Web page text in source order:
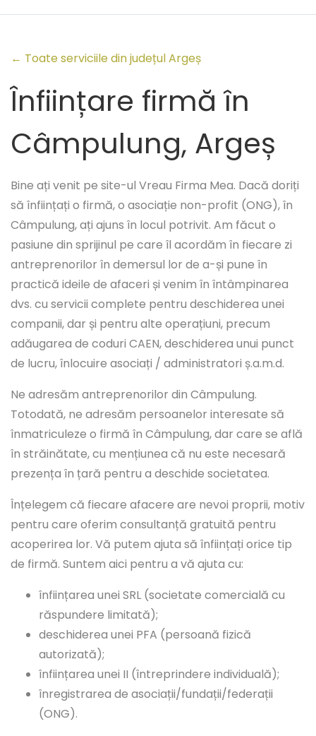
← Toate serviciile din județul Argeș
Înființare firmă în
Câmpulung, Argeș
Bine ați venit pe site-ul Vreau Firma Mea. Dacă doriți
să înființați o firmă, o asociație non-profit (ONG), în
Câmpulung, ați ajuns în locul potrivit. Am făcut o
pasiune din sprijinul pe care îl acordăm în fiecare zi
antreprenorilor în demersul lor de a-și pune în
practică ideile de afaceri și venim în întâmpinarea
dvs. cu servicii complete pentru deschiderea unei
companii, dar și pentru alte operațiuni, precum
adăugarea de coduri CAEN, deschiderea unui punct
de lucru, înlocuire asociați / administratori ș.a.m.d.
Ne adresăm antreprenorilor din Câmpulung.
Totodată, ne adresăm persoanelor interesate să
înmatriculeze o firmă în Câmpulung, dar care se află
în străinătate, cu mențiunea că nu este necesară
prezența în țară pentru a deschide societatea.
Înțelegem că fiecare afacere are nevoi proprii, motiv
pentru care oferim consultanță gratuită pentru
acoperirea lor. Vă putem ajuta să înființați orice tip
de firmă. Suntem aici pentru a vă ajuta cu:
înființarea unei SRL (societate comercială cu
răspundere limitată);
deschiderea unei PFA (persoană fizică
autorizată);
înființarea unei II (întreprindere individuală);
înregistrarea de asociații/fundații/federații
(ONG).